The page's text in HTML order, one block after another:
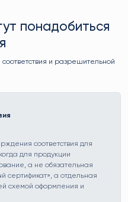
понадобиться
и разрешительной
соответствия для
для продукции
а не обязательная
сертификат», а отдельная
схемой оформления и